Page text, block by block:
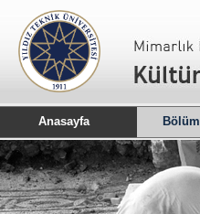
Anasayfa Bölüm